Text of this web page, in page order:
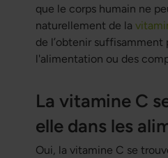
que le corps humain ne
naturellement de la
de l’obtenir suffisamment
l'alimentation ou des
La vitamine C
elle dans les
Oui, la vitamine C se